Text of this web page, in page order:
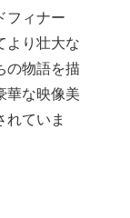
フィナー
より壮大な
の物語を描
華な映像美
れていま